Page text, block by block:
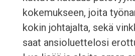
kokemukseen, joita
kokin johtajalta, sekä
saat ansioluettelosi